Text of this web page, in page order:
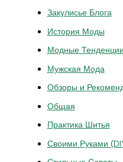
Закулисье Блога
История Моды
Модные Тенденции
Мужская Мода
Обзоры и
Общая
Практика Шитья
Своими Руками